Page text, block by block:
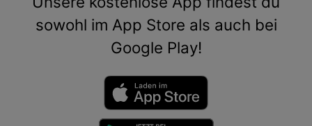
sowohl im App Store als auch bei
Google Play!